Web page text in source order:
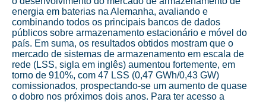
energia em baterias na Alemanha, avaliando e
combinando todos os principais bancos de dados
públicos sobre armazenamento estacionário e móvel do
país. Em suma, os resultados obtidos mostram que o
mercado de sistemas de armazenamento em escala de
rede (LSS, sigla em inglês) aumentou fortemente, em
torno de 910%, com 47 LSS (0,47 GWh/0,43 GW)
comissionados, prospectando-se um aumento de quase
o dobro nos próximos dois anos. Para ter acesso a